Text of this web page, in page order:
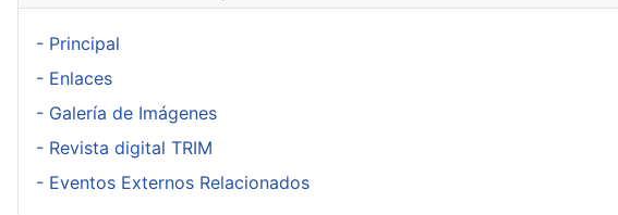
- Principal
- Enlaces
- Galería de Imágenes
- Revista digital TRIM
- Eventos Externos Relacionados